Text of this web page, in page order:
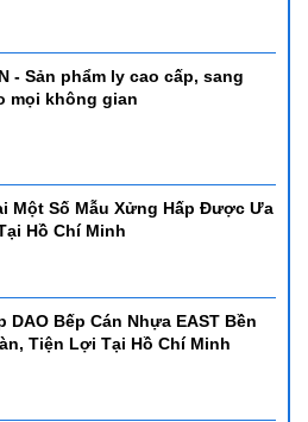
- Sản phẩm ly cao cấp, sang
mọi không gian
Một Số Mẫu Xửng Hấp Được Ưa
Hồ Chí Minh
DAO Bếp Cán Nhựa EAST Bền
Tiện Lợi Tại Hồ Chí Minh